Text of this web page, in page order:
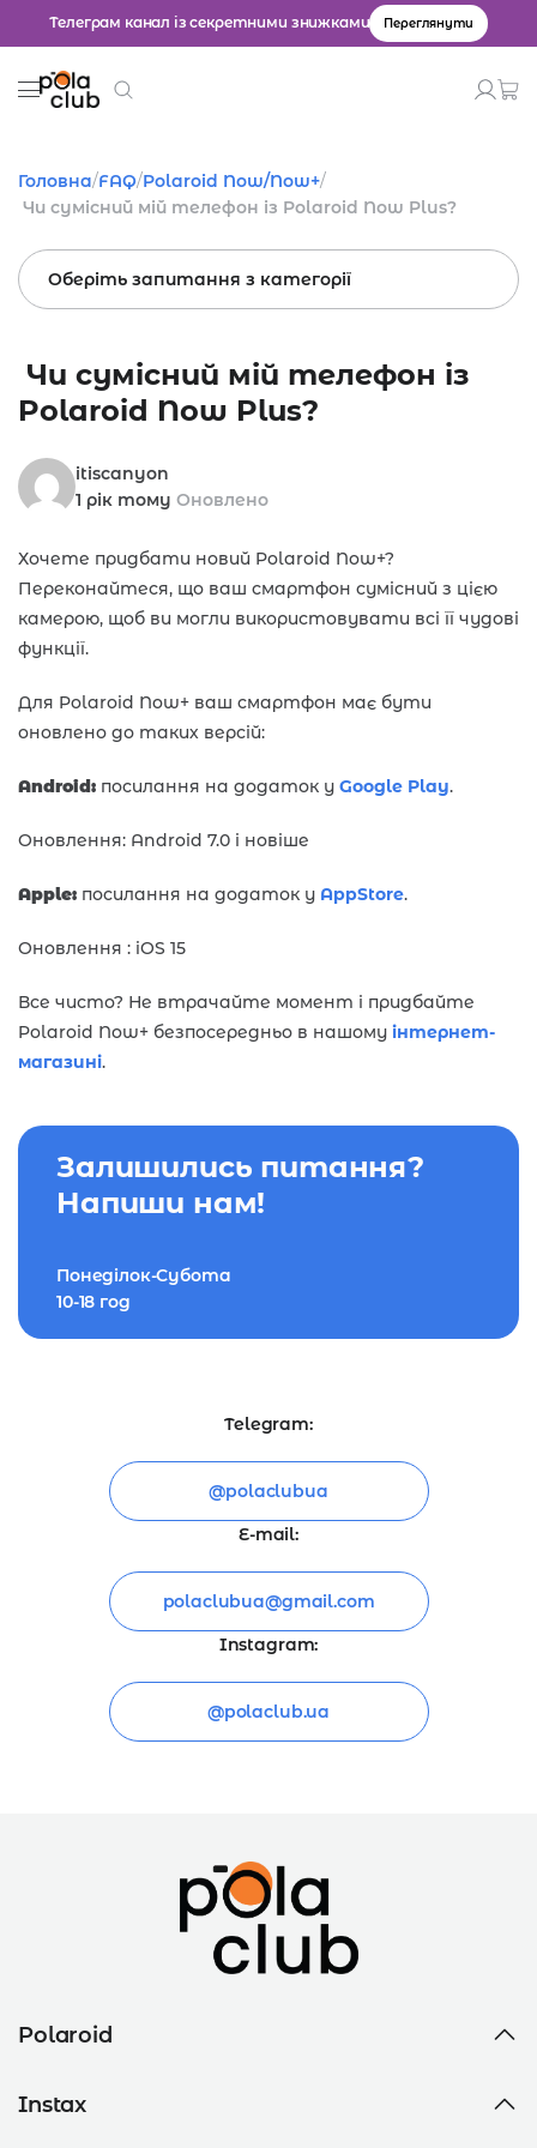
Телеграм канал із секретними знижками Переглянути
Введіть значення для пошуку.
Головна/FAQ/Polaroid Now/Now+/
Чи сумісний мій телефон із Polaroid Now Plus?
Оберіть запитання з категорії
Чи сумісний мій телефон із
Polaroid Now Plus?
itiscanyon
1 рік тому Оновлено
Хочете придбати новий Polaroid Now+?
Переконайтеся, що ваш смартфон сумісний з цією
камерою, щоб ви могли використовувати всі її чудові
функції.
Для Polaroid Now+ ваш смартфон має бути
оновлено до таких версій:
Android: посилання на додаток у Google Play.
Оновлення: Android 7.0 і новіше
Apple: посилання на додаток у AppStore.
Оновлення : iOS 15
Все чисто? Не втрачайте момент і придбайте
Polaroid Now+ безпосередньо в нашому інтернет-
магазині.
Залишились питання?
Напиши нам!
Понеділок-Субота
10-18 год
Telegram:
@polaclubua
E-mail:
polaclubua@gmail.com
Instagram:
@polaclub.ua
Polaroid
Instax